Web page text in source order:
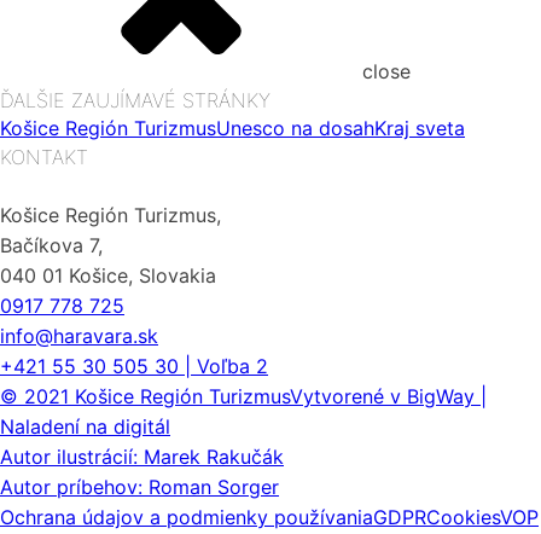
close
ĎALŠIE ZAUJÍMAVÉ STRÁNKY
Košice Región TurizmusUnesco na dosahKraj sveta
KONTAKT
Košice Región Turizmus,
Bačíkova 7,
040 01 Košice, Slovakia
0917 778 725
info@haravara.sk
+421 55 30 505 30 | Voľba 2
© 2021 Košice Región TurizmusVytvorené v BigWay |
Naladení na digitál
Autor ilustrácií: Marek Rakučák
Autor príbehov: Roman Sorger
Ochrana údajov a podmienky používaniaGDPRCookiesVOP